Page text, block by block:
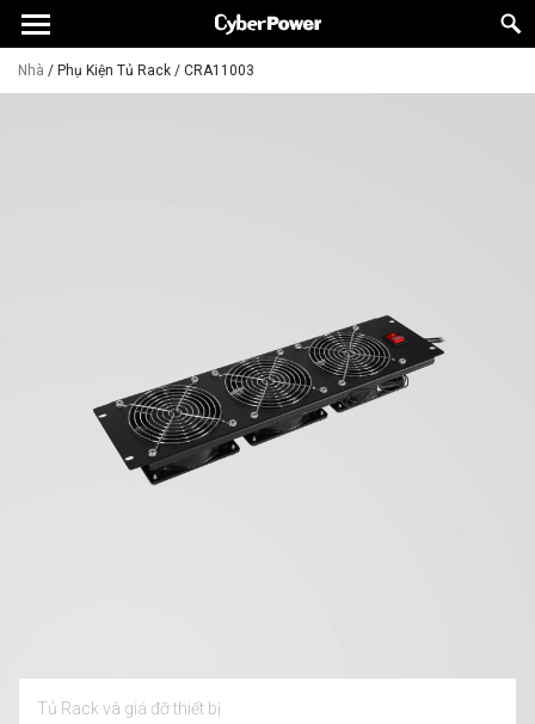
Nhà / Phụ Kiện Tủ Rack / CRA11003
Tủ Rack và giá đỡ thiết bị